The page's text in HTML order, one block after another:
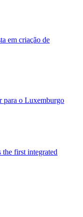
em criação de
para o Luxemburgo
first integrated